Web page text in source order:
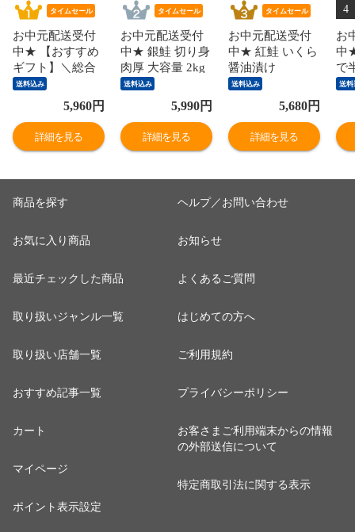
タイムセール
お中元配送受付
中★ 【おすすめ
ギフト】＼総合
ランキング受賞
の鰻／ うなぎ 鰻
国産 無投薬うな
ぎ 180g前後×2本
送料無料 山椒鰻
せグルメ 食品 海
鮮 土用丑 【最安
値挑戦！6480円
ル】
送料込み
5,960円
詳細を見る
タイムセール
お中元配送受付
中★ 銀鮭 切り身
肉厚 大容量 2kg
20切れ 加熱用 さ
け 鮭 焼き鮭 チ
リ産 朝食 おかず
お取り寄せグル
メ 食品【最安値
半額★5990円セ
送料込み
5,990円
詳細を見る
タイムセール
お中元配送受付
中★ 紅鮭 いくら
醤油漬け
500g(250g×2P)
小粒 送料無料 お
取り寄せグルメ
食品 海鮮 【最安
値に挑戦！7000
ル】
送料込み
5,680円
詳細を見る
4
お
中
で
い
蟹
り
衝
送料
商品を探す
お気に入り商品
最近チェックした商品
取り扱いジャンル一覧
取り扱い店舗一覧
おすすめ記事一覧
カート
マイページ
ポイント表示設定
ヘルプ／お問い合わせ
お知らせ
よくあるご質問
はじめての方へ
ご利用規約
プライバシーポリシー
お客さまご利用端末からの情報
の外部送信について
特定商取引法に関する表示